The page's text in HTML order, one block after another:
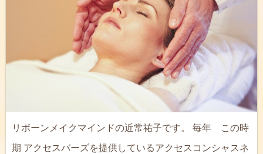
リボーンメイクマインドの近常祐子です。 毎年 この時
期 アクセスバーズを提供しているアクセスコンシャスネ